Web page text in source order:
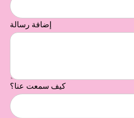
إضافة رسالة
كيف سمعت عنا؟